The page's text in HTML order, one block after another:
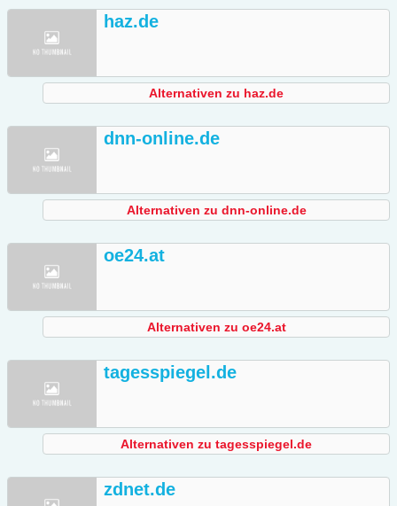
haz.de
Alternativen zu haz.de
dnn-online.de
Alternativen zu dnn-online.de
oe24.at
Alternativen zu oe24.at
tagesspiegel.de
Alternativen zu tagesspiegel.de
zdnet.de